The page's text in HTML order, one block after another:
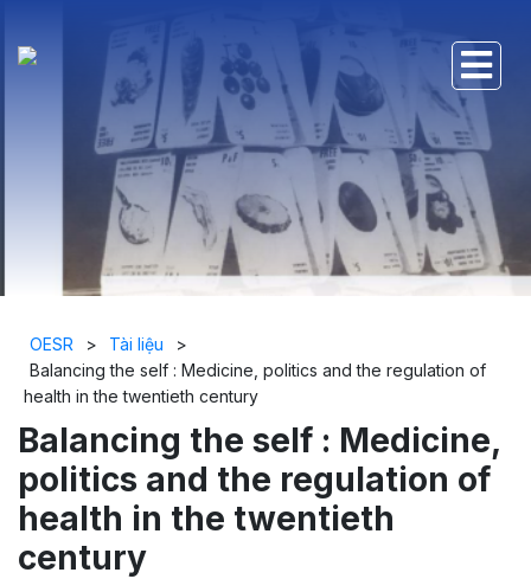
OESR > Tài liệu
>
Balancing the self : Medicine, politics and the regulation of
health in the twentieth century
Balancing the self : Medicine,
politics and the regulation of
health in the twentieth
century